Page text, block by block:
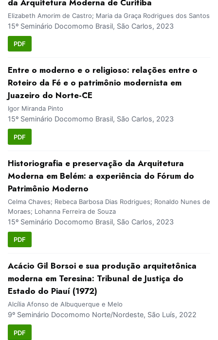
Elizabeth Amorim de Castro; Maria da Graça Rodrigues dos Santos
15º Seminário Docomomo Brasil, São Carlos, 2023
PDF
Entre o moderno e o religioso: relações entre o
Roteiro da Fé e o patrimônio modernista em
Juazeiro do Norte-CE
Igor Miranda Pinto
15º Seminário Docomomo Brasil, São Carlos, 2023
PDF
Historiografia e preservação da Arquitetura
Moderna em Belém: a experiência do Fórum do
Patrimônio Moderno
Celma Chaves; Rebeca Barbosa Dias Rodrigues; Ronaldo Nunes de
Moraes; Lohanna Ferreira de Souza
15º Seminário Docomomo Brasil, São Carlos, 2023
PDF
Acácio Gil Borsoi e sua produção arquitetônica
moderna em Teresina: Tribunal de Justiça do
Estado do Piauí (1972)
Alcília Afonso de Albuquerque e Melo
9º Seminário Docomomo Norte/Nordeste, São Luís, 2022
PDF